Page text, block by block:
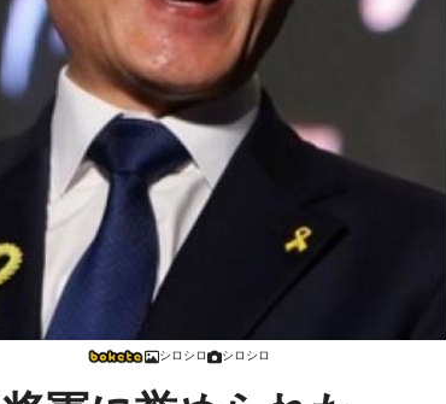
シロシロ シロシロ